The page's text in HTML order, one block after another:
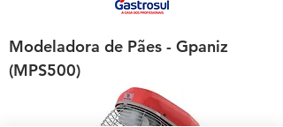
Modeladora de Pães - Gpaniz
(MPS500)